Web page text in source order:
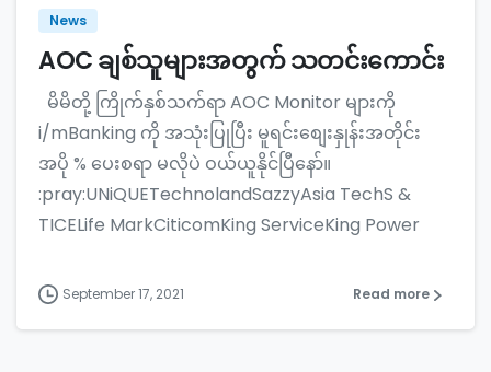
News
AOC ချစ်သူများအတွက် သတင်းကောင်း
မိမိတို့ ကြိုက်နှစ်သက်ရာ AOC Monitor များကို
i/mBanking ကို အသုံးပြုပြီး မူရင်းစျေးနှုန်းအတိုင်း
အပို % ပေးစရာ မလိုပဲ ဝယ်ယူနိုင်ပြီနော်။
:pray:UNiQUETechnolandSazzyAsia TechS &
TICELife MarkCiticomKing ServiceKing Power
September 17, 2021 Read more